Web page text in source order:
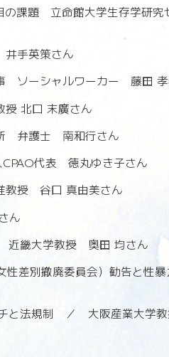
の課題 立命館大学生存学研
手英策さん
ソーシャルワーカー 藤田 孝
北口 末廣さん
所 弁護士 南和行さん
CPAO代表 徳丸ゆき子さん
授 谷口 真由美さん
ん
近畿大学教授 奥田 均さん
性差別撤廃委員会）勧告と性
チと法規制 ／ 大阪産業大